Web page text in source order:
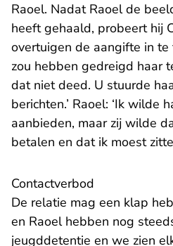
Raoel. Nadat Raoel de
heeft gehaald, probeert hij
overtuigen de aangifte in te
zou hebben gedreigd haar
dat niet deed. U stuurde
berichten.’ Raoel: ‘Ik wilde
aanbieden, maar zij wilde
betalen en dat ik moest
Contactverbod
De relatie mag een klap
en Raoel hebben nog
jeugddetentie en we zien